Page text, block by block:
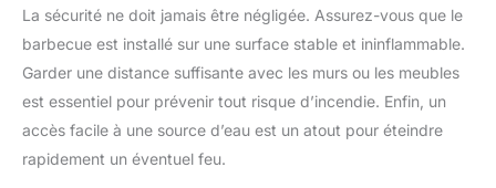
La sécurité ne doit jamais être négligée. Assurez-vous que le
barbecue est installé sur une surface stable et ininflammable.
Garder une distance suffisante avec les murs ou les meubles
est essentiel pour prévenir tout risque d’incendie. Enfin, un
accès facile à une source d’eau est un atout pour éteindre
rapidement un éventuel feu.